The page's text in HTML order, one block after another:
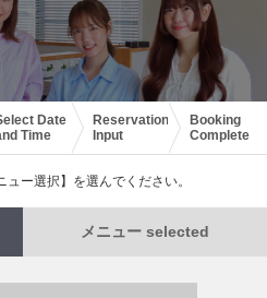
Date
Time
Reservation
Input
Booking
Complete
ュー選択】を選んでください。
メニュー selected